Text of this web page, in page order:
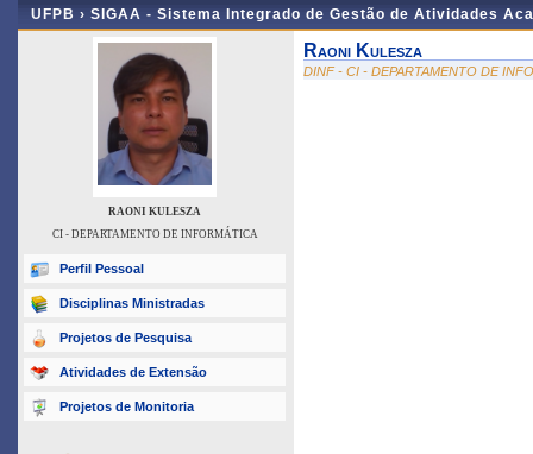
UFPB › SIGAA - Sistema Integrado de Gestão de Atividades
RAONI KULESZA
CI - DEPARTAMENTO DE INFORMÁTICA
Perfil Pessoal
Disciplinas Ministradas
Projetos de Pesquisa
Atividades de Extensão
Projetos de Monitoria
Raoni Kulesza
DINF - CI - DEPARTAMENTO DE